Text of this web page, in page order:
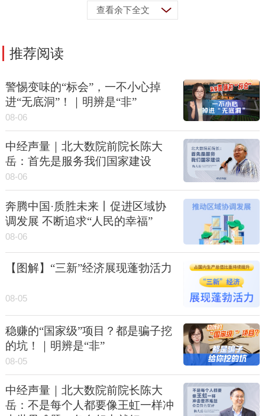
查看余下全文
推荐阅读
警惕变味的“标会”，一不小心掉
进“无底洞”！｜明辨是“非”
08-06
中经声量｜北大数院前院长陈大
岳：首先是服务我们国家建设
08-06
奔腾中国·质胜未来丨促进区域协
调发展 不断追求“人民的幸福”
08-06
【图解】“三新”经济展现蓬勃活力
08-05
稳赚的“国家级”项目？都是骗子挖
的坑！｜明辨是“非”
08-05
中经声量｜北大数院前院长陈大
岳：不是每个人都要像王虹一样冲